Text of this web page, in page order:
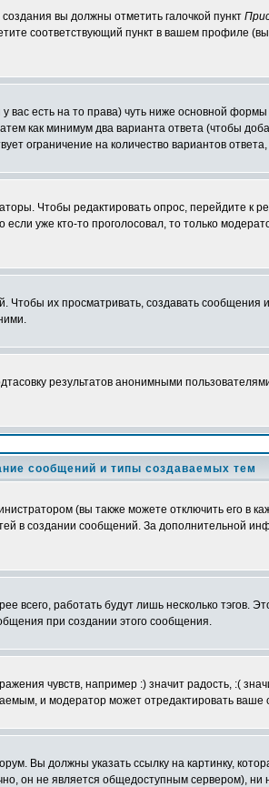
вы должны отметить галочкой пункт
соответствующий пункт в вашем профиле
вас есть на то права) чуть ниже основной
как минимум два варианта ответа (чтобы
ограничение на количество вариантов
Чтобы редактировать опрос, перейдите к
уже кто-то проголосовал, то только
их просматривать, создавать сообщения
результатов анонимными
сообщений и типы создаваемых тем
(вы также можете отключить его в
в создании сообщений. За дополнительной
всего, работать будут лишь несколько тэгов.
при создании этого сообщения.
чувств, например :) значит радость, :(
и модератор может отредактировать
Вы должны указать ссылку на картинку,
он не является общедоступным сервером),